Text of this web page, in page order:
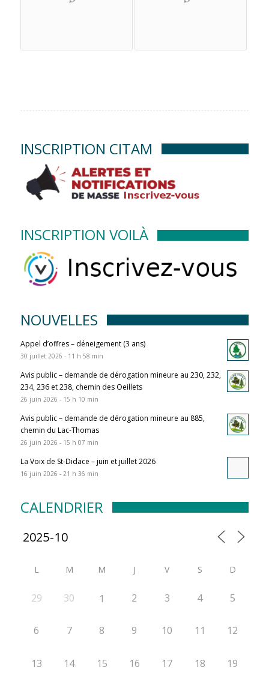
INSCRIPTION CITAM
INSCRIPTION VOILÀ
NOUVELLES
Appel d’offres – déneigement (3 ans)
30 juillet 2026 - 11 h 58 min
Avis public – demande de dérogation mineure au 230, 232,
234, 236 et 238, chemin des Oeillets
26 juin 2026 - 15 h 10 min
Avis public – demande de dérogation mineure au 885,
chemin du Lac-Thomas
26 juin 2026 - 15 h 07 min
La Voix de St-Didace – juin et juillet 2026
16 juin 2026 - 21 h 36 min
CALENDRIER
L M M J V S D
29 30 1 2 3 4 5
6 7 8 9 10 11 12
13 14 15 16 17 18 19